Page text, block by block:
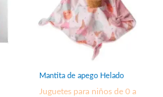
Mantita de apego Helado
Juguetes para niños de 0 a